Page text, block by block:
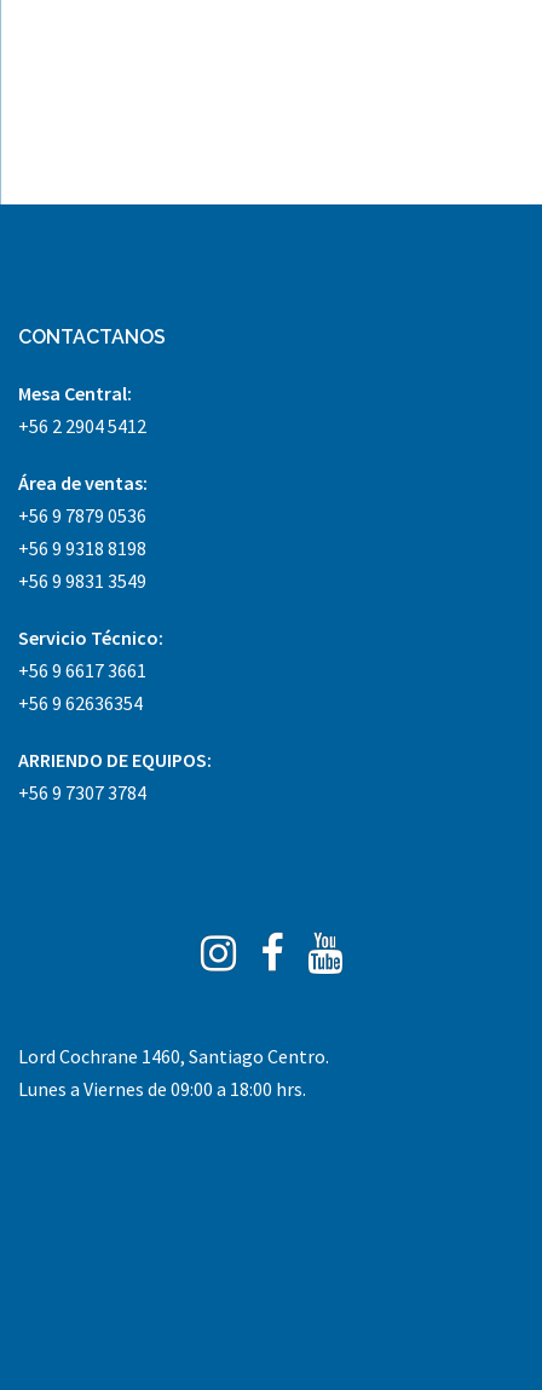
CONTACTANOS
Mesa Central:
+56 2 2904 5412
Área de ventas:
+56 9 7879 0536
+56 9 9318 8198
+56 9 9831 3549
Servicio Técnico:
+56 9 6617 3661
+56 9 62636354
ARRIENDO DE EQUIPOS:
+56 9 7307 3784
Instagram
Facebook
Tube
Lord Cochrane 1460, Santiago Centro.
Lunes a Viernes de 09:00 a 18:00 hrs.